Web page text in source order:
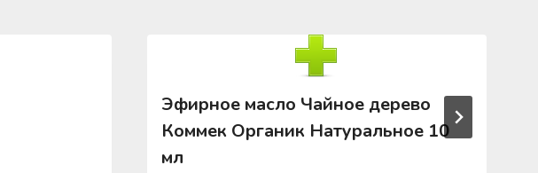
Эфирное масло Чайное дерево
Коммек Органик Натуральное 10
мл